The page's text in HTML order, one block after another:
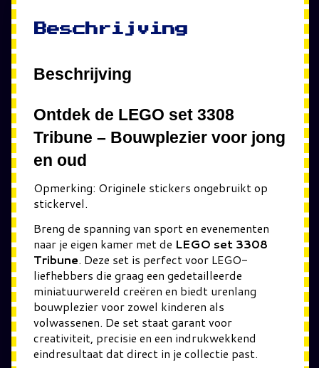
Beschrijving
Beschrijving
Ontdek de LEGO set 3308
Tribune – Bouwplezier voor jong
en oud
Opmerking: Originele stickers ongebruikt op
stickervel.
Breng de spanning van sport en evenementen
naar je eigen kamer met de LEGO set 3308
Tribune. Deze set is perfect voor LEGO-
liefhebbers die graag een gedetailleerde
miniatuurwereld creëren en biedt urenlang
bouwplezier voor zowel kinderen als
volwassenen. De set staat garant voor
creativiteit, precisie en een indrukwekkend
eindresultaat dat direct in je collectie past.